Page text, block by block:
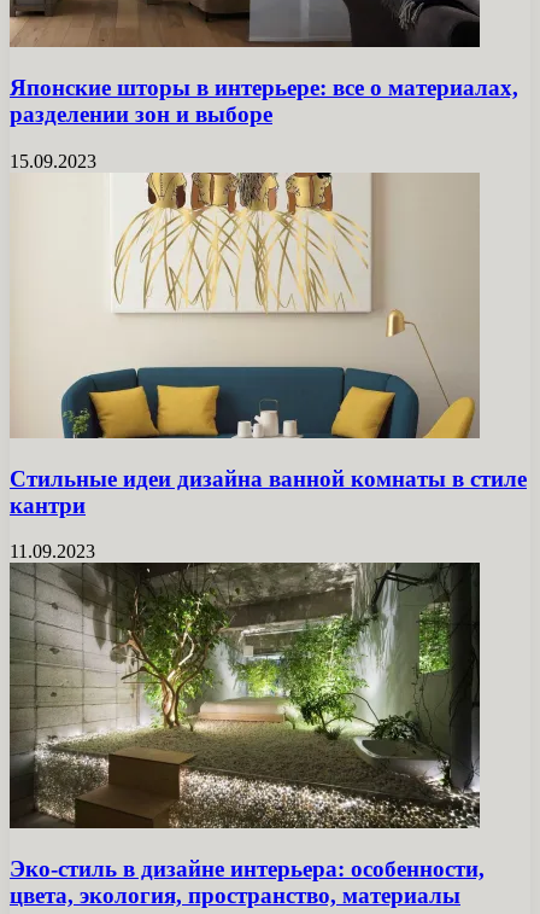
Японские шторы в интерьере: все о материалах,
разделении зон и выборе
15.09.2023
Стильные идеи дизайна ванной комнаты в стиле
кантри
11.09.2023
Эко-стиль в дизайне интерьера: особенности,
цвета, экология, пространство, материалы